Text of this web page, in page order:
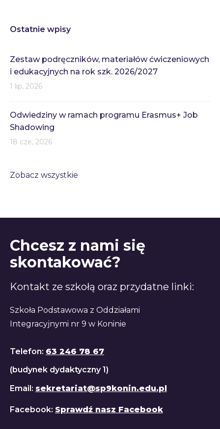
Ostatnie wpisy
Zestaw podręczników, materiałów ćwiczeniowych
i edukacyjnych na rok szk. 2026/2027
1 lip, 2026
Odwiedziny w ramach programu Erasmus+ Job
Shadowing
18 cze, 2026
Zobacz wszystkie
Chcesz z nami się
skontakować?
Kontakt ze szkołą oraz przydatne linki:
Szkoła Podstawowa z Oddziałami
Integracyjnymi nr 9 w Koninie
Telefon: 63 246 78 67
(budynek dydaktyczny 1)
Email: sekretariat@sp9konin.edu.pl
Facebook: Sprawdź nasz Facebook